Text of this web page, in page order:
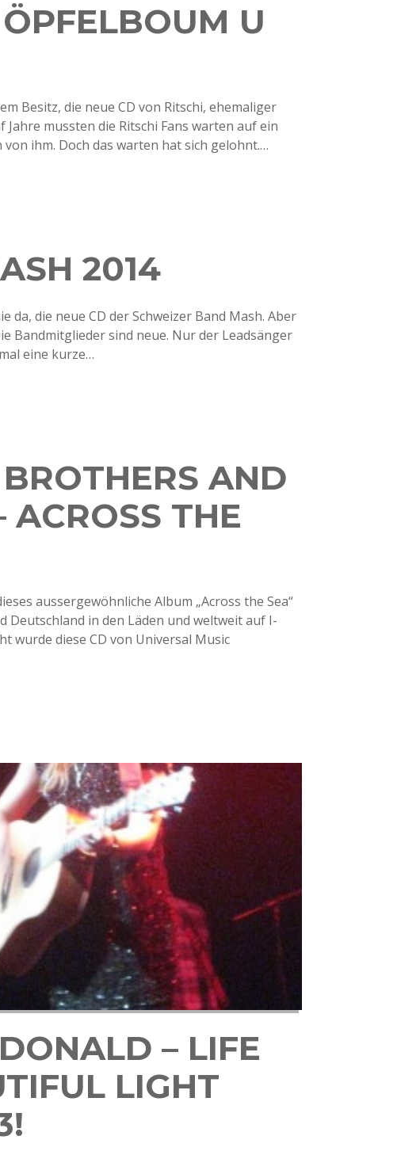
U
Besitz, die neue CD von Ritschi, ehemaliger
Jahre mussten die Ritschi Fans warten auf ein
von ihm. Doch das warten hat sich gelohnt.…
2014
da, die neue CD der Schweizer Band Mash. Aber
Bandmitglieder sind neue. Nur der Leadsänger
eine kurze…
AND
ACROSS THE
aussergewöhnliche Album „Across the Sea“
Deutschland in den Läden und weltweit auf I-
wurde diese CD von Universal Music
– LIFE
LIGHT